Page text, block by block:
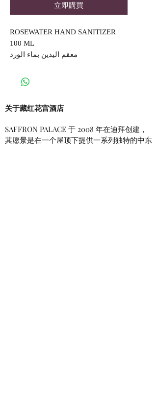
立即購買
ROSEWATER HAND SANITIZER
100 ML
معقم اليدين بماء الورد
关于藏红花宫酒店
SAFFRON PALACE 于 2008 年在迪拜创建，
其愿景是在一个屋顶下提供一系列独特的中东